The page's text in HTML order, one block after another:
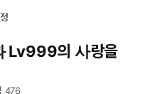
Lv999의 사랑을
476